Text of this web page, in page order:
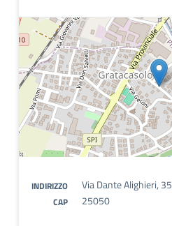
INDIRIZZO Via Dante Alighieri, 35
CAP 25050